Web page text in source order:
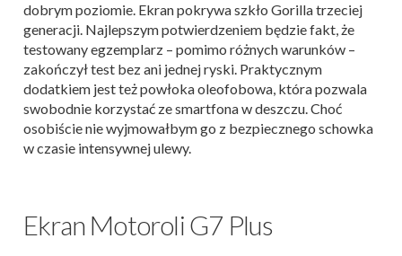
dobrym poziomie. Ekran pokrywa szkło Gorilla trzeciej
generacji. Najlepszym potwierdzeniem będzie fakt, że
testowany egzemplarz ­– pomimo różnych warunków –
zakończył test bez ani jednej ryski. Praktycznym
dodatkiem jest też powłoka oleofobowa, która pozwala
swobodnie korzystać ze smartfona w deszczu. Choć
osobiście nie wyjmowałbym go z bezpiecznego schowka
w czasie intensywnej ulewy.
Ekran Motoroli G7 Plus